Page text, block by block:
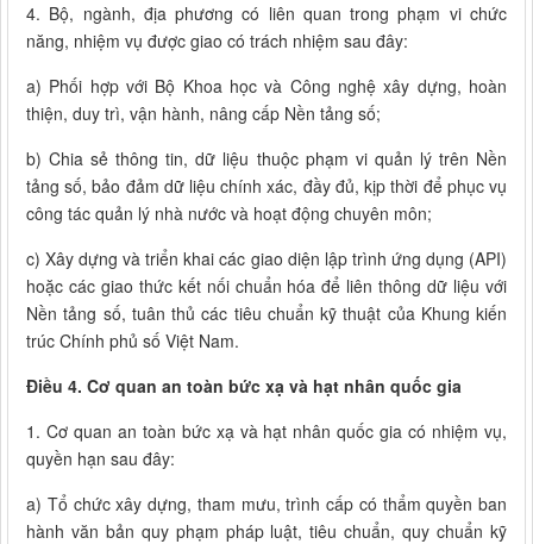
4. Bộ, ngành, địa phương có liên quan trong phạm vi chức
năng, nhiệm vụ được giao có trách nhiệm sau đây:
a) Phối hợp với Bộ Khoa học và Công nghệ xây dựng, hoàn
thiện, duy trì, vận hành, nâng cấp Nền tảng số;
b) Chia sẻ thông tin, dữ liệu thuộc phạm vi quản lý trên Nền
tảng số, bảo đảm dữ liệu chính xác, đầy đủ, kịp thời để phục vụ
công tác quản lý nhà nước và hoạt động chuyên môn;
c) Xây dựng và triển khai các giao diện lập trình ứng dụng (API)
hoặc các giao thức kết nối chuẩn hóa để liên thông dữ liệu với
Nền tảng số, tuân thủ các tiêu chuẩn kỹ thuật của Khung kiến
trúc Chính phủ số Việt Nam.
Điều 4. Cơ quan an toàn bức xạ và hạt nhân quốc gia
1. Cơ quan an toàn bức xạ và hạt nhân quốc gia có nhiệm vụ,
quyền hạn sau đây:
a) Tổ chức xây dựng, tham mưu, trình cấp có thẩm quyền ban
hành văn bản quy phạm pháp luật, tiêu chuẩn, quy chuẩn kỹ